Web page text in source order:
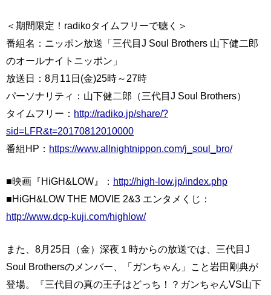
＜期間限定！radikoタイムフリーで聴く＞
番組名：ニッポン放送「三代目J Soul Brothers 山下健二郎
のオールナイトニッポン」
放送日：8月11日(金)25時～27時
パーソナリティ：山下健二郎（三代目J Soul Brothers）
タイムフリー： http://radiko.jp/share/?
sid=LFR&t=20170812010000
番組HP： https://www.allnightnippon.com/j_soul_bro/
■映画『HiGH&LOW』： http://high-low.jp/index.php
■HiGH&LOW THE MOVIE 2&3 エンタメくじ：
http://www.dcp-kuji.com/highlow/
また、8月25日（金）深夜１時からの放送では、三代目J
Soul Brothersのメンバー、「ガンちゃん」こと岩田剛典が
登場。『三代目の真の王子はどっち！？ガンちゃんVS山下